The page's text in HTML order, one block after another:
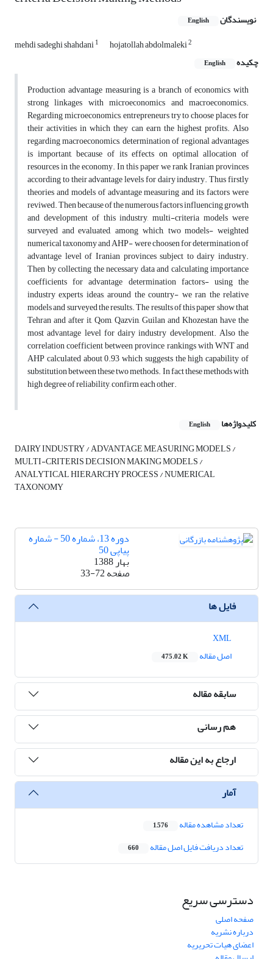
نویسندگان English
mehdi sadeghi shahdani1 hojatollah abdolmaleki2
چکیده English
Production advantage measuring is a branch of economics with
strong linkages with microeconomics and macroeconomics.
Regarding microeconomics, entrepreneurs try to choose places for
their activities in which they can earn the highest profits. Also
regarding macroeconomics, determination of regional advantages
is important, because of its effects on optimal allocation of
resources in the economy. In this paper we rank Iranian provinces
according to their advantage levels for dairy industry. Thus firstly
theories and models of advantage measuring and its factors were
reviwed. Then because of the numerous factors influencing growth
and development of this industry, multi-criteria models were
surveyed and evaluated, among which, two models- weighted
numerical taxonomy and AHP- were choosen for determination of
advantage level of Iranian provinces subject to dairy industry.
Then by collecting the necessary data and calculating importance
coefficients for advantage determination factors- using the
industry experts ideas, around the country- we ran the relative
models and surveyed the results. The results of this paper show that
Tehran and after it, Qom, Qazvin, Guilan and Khozestan have the
most advantage level for dairy industry development. Also the
correlation coefficient between province rankings with WNT and
AHP calculated about 0.93 which suggests the high capability of
substitution between these two methods. In fact these methods with
high degree of reliability, confirm each other.
کلیدواژه‌ها English
DAIRY INDUSTRY / ADVANTAGE MEASURING MODELS /
MULTI-CRITERIS DECISION MAKING MODELS /
ANALYTICAL HIERARCHY PROCESS / NUMERICAL
TAXONOMY
دوره 13، شماره 50 - شماره
پیاپی 50
بهار 1388
صفحه33-72
فایل ها
اصل مقاله
475.02 K
سابقه مقاله
هم رسانی
ارجاع به این مقاله
آمار
تعداد مشاهده مقاله 1,576
تعداد دریافت فایل اصل مقاله 660
دسترسی سریع
صفحه اصلی
درباره نشریه
اعضای هیات تحریریه